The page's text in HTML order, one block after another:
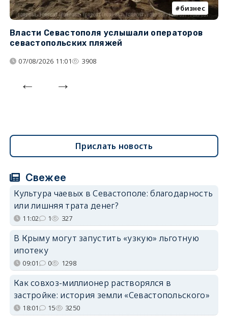
бизнес
Власти Севастополя услышали операторов
севастопольских пляжей
07/08/2026 11:01 3908
Прислать новость
Свежее
Культура чаевых в Севастополе: благодарность
или лишняя трата денег?
11:02 1 327
В Крыму могут запустить «узкую» льготную
ипотеку
09:01 0 1298
Как совхоз-миллионер растворялся в
застройке: история земли «Севастопольского»
18:01 15 3250